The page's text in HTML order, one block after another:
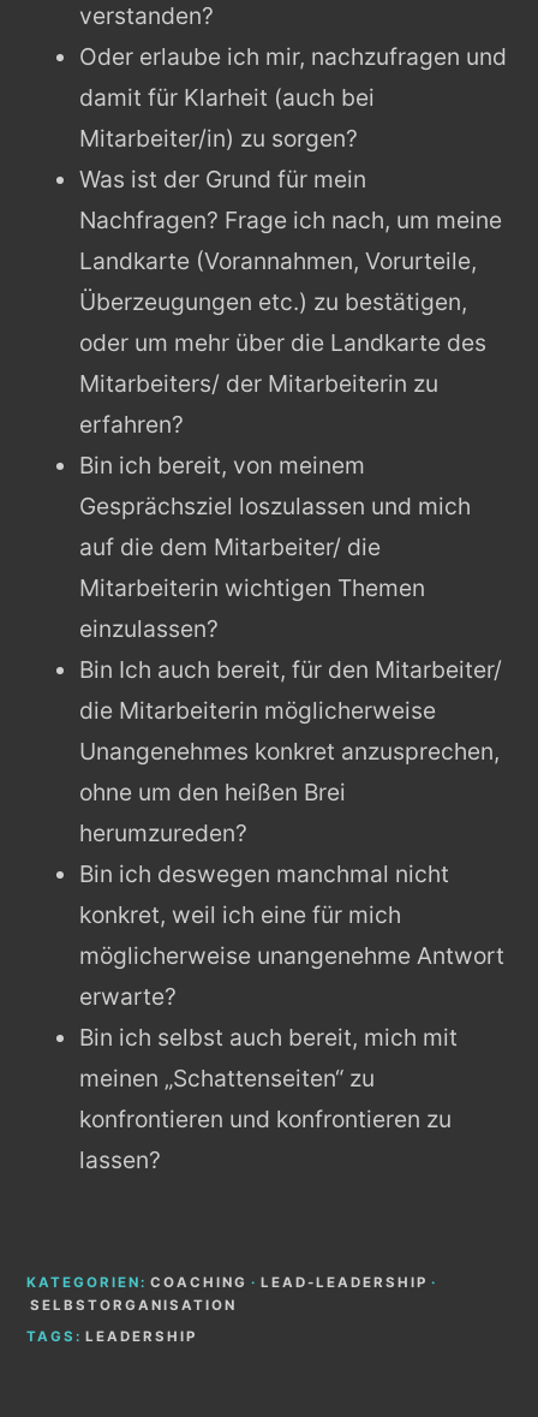
verstanden?
Oder erlaube ich mir, nachzufragen und
damit für Klarheit (auch bei
Mitarbeiter/in) zu sorgen?
Was ist der Grund für mein
Nachfragen? Frage ich nach, um meine
Landkarte (Vorannahmen, Vorurteile,
Überzeugungen etc.) zu bestätigen,
oder um mehr über die Landkarte des
Mitarbeiters/ der Mitarbeiterin zu
erfahren?
Bin ich bereit, von meinem
Gesprächsziel loszulassen und mich
auf die dem Mitarbeiter/ die
Mitarbeiterin wichtigen Themen
einzulassen?
Bin Ich auch bereit, für den Mitarbeiter/
die Mitarbeiterin möglicherweise
Unangenehmes konkret anzusprechen,
ohne um den heißen Brei
herumzureden?
Bin ich deswegen manchmal nicht
konkret, weil ich eine für mich
möglicherweise unangenehme Antwort
erwarte?
Bin ich selbst auch bereit, mich mit
meinen „Schattenseiten“ zu
konfrontieren und konfrontieren zu
lassen?
KATEGORIEN: COACHING · LEAD-LEADERSHIP ·
SELBSTORGANISATION
TAGS: LEADERSHIP